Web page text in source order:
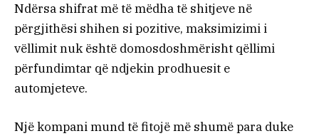
Ndërsa shifrat më të mëdha të shitjeve në
përgjithësi shihen si pozitive, maksimizimi i
vëllimit nuk është domosdoshmërisht qëllimi
përfundimtar që ndjekin prodhuesit e
automjeteve.
Një kompani mund të fitojë më shumë para duke